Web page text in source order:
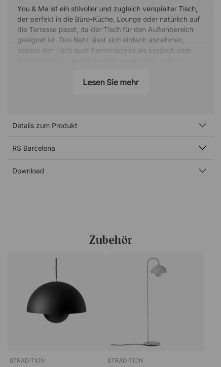
You & Me ist ein stilvoller und zugleich verspielter Tisch,
der perfekt in die Büro-Küche, Lounge oder natürlich auf
die Terrasse passt, da der Tisch für den Außenbereich
geeignet ist. Das Netz lässt sich einfach abnehmen,
sodass der Tisch auch hervorragend als Esstisch oder
Tischtennismatch zum Abschalten!
wirklich bewiesen, dass zurückhaltendes Design und
ausgestellten Beine und die Tischplatte aus Eiche oder
kombiniert wurde.
die nächste Runde startet! Außerdem sorgt sie dafür,
Tischtennisschläger herumliegen.
6 Tischtennisbälle
2 Tischtennisschläger
Lesen Sie mehr
Details zum Produkt
RS Barcelona
Download
Zubehör
&TRADITION &TRADITION